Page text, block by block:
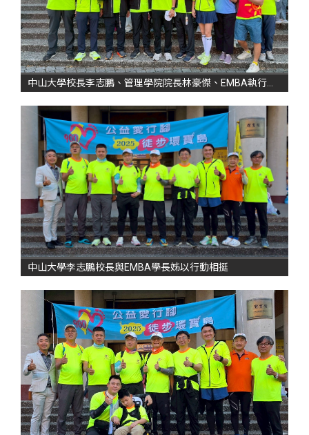
中山大學校長李志鵬、管理學院院長林豪傑、EMBA執行長蔡佳芬等校內師長、以及運發局長侯尊堯、創隊長陳鄭彥與歷屆隊長陳建志、吳尚謙亦到場全力支持
中山大學李志鵬校長與EMBA學長姊以行動相挺